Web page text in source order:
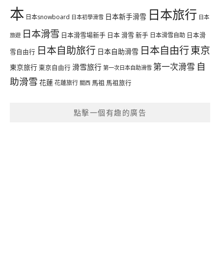
本 日本snowboard 日本初學滑雪 日本新手滑雪 日本旅行 日本
旅遊 日本滑雪 日本滑雪場新手 日本 滑雪 新手 日本滑雪自助 日本滑
雪自由行 日本自助旅行 日本自助滑雪 日本自由行東京
東京旅行 東京自由行 滑雪旅行 第一次日本自助滑雪 第一次滑雪 自
助滑雪 花蓮花蓮旅行 關西 馬祖 馬祖旅行
點擊一個有趣的廣告